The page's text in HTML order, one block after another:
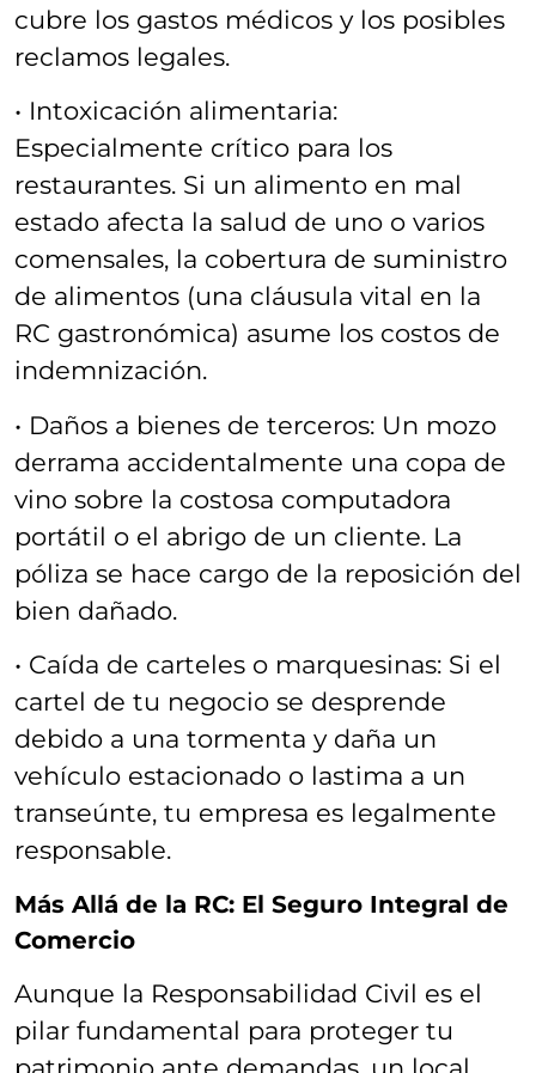
cubre los gastos médicos y los posibles
reclamos legales.
• Intoxicación alimentaria:
Especialmente crítico para los
restaurantes. Si un alimento en mal
estado afecta la salud de uno o varios
comensales, la cobertura de suministro
de alimentos (una cláusula vital en la
RC gastronómica) asume los costos de
indemnización.
• Daños a bienes de terceros: Un mozo
derrama accidentalmente una copa de
vino sobre la costosa computadora
portátil o el abrigo de un cliente. La
póliza se hace cargo de la reposición del
bien dañado.
• Caída de carteles o marquesinas: Si el
cartel de tu negocio se desprende
debido a una tormenta y daña un
vehículo estacionado o lastima a un
transeúnte, tu empresa es legalmente
responsable.
Más Allá de la RC: El Seguro Integral de
Comercio
Aunque la Responsabilidad Civil es el
pilar fundamental para proteger tu